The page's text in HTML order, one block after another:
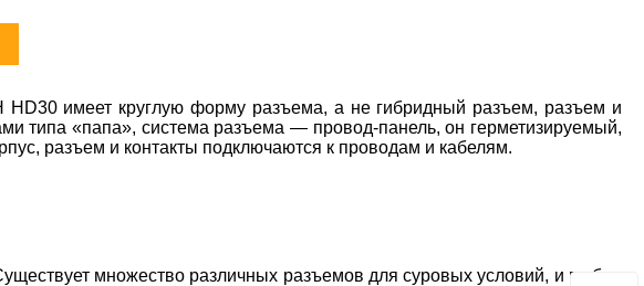
HD30 имеет круглую форму разъема, а не гибридный разъем, разъем и
типа «папа», система разъема — провод-панель, он герметизируемый,
разъем и контакты подключаются к проводам и кабелям.
множество различных разъемов для суровых условий, и выбор